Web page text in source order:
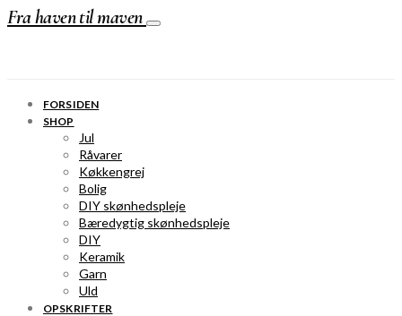
Fra haven til maven
FORSIDEN
SHOP
Jul
Råvarer
Køkkengrej
Bolig
DIY skønhedspleje
Bæredygtig skønhedspleje
DIY
Keramik
Garn
Uld
OPSKRIFTER